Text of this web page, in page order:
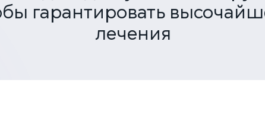
гарантировать
лечения